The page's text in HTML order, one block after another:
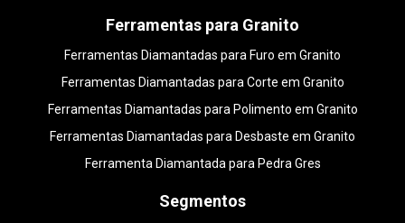
Ferramentas para Granito
Ferramentas Diamantadas para Furo em Granito
Ferramentas Diamantadas para Corte em Granito
Ferramentas Diamantadas para Polimento em Granito
Ferramentas Diamantadas para Desbaste em Granito
Ferramenta Diamantada para Pedra Gres
Segmentos